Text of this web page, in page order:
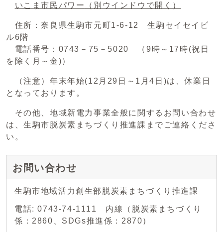
いこま市民パワー （別ウインドウで開く）
住所：奈良県生駒市元町1-6-12 生駒セイセイビ
ル6階
電話番号：0743－75－5020 （9時～17時(祝日
を除く月～金)）
（注意）年末年始(12月29日～1月4日)は、休業日
となっております。
その他、地域新電力事業全般に関するお問い合わせ
は、生駒市脱炭素まちづくり推進課までご連絡くださ
い。
お問い合わせ
生駒市地域活力創生部脱炭素まちづくり推進課
電話: 0743-74-1111 内線（脱炭素まちづくり
係：2860、SDGs推進係：2870）